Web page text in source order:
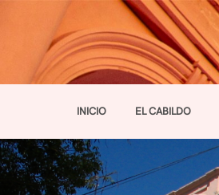
INICIO EL CABILDO